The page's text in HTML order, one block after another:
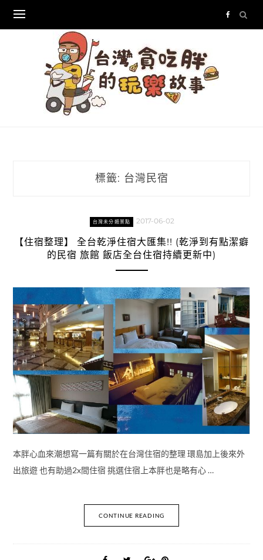
content
標籤: 台灣民宿
台灣未分類景點 2017-06-02
【住宿整理】 全台乾淨住宿大匯集!! (乾淨到有點潔癖
的民宿 旅館 飯店全台住宿持續更新中)
本胖心血來潮想寫一篇有關於在台灣住宿的整理 環島加上後來外
出旅遊 也有助過2x間住宿 挑選住宿上本胖也是略有心 …
CONTINUE READING